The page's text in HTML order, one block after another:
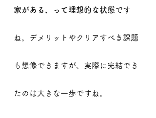
家がある、って理想的な状態です
ね。デメリットやクリアすべき課題
も想像できますが、実際に完結でき
たのは大きな一歩ですね。